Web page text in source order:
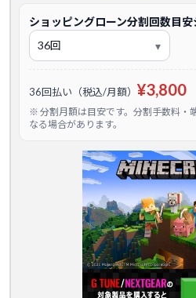
ショッピングローン分割回数目
36回払い（税込/月額） ¥3,800
※ 分割月額は目安です。分割手数料・
なる場合があります。